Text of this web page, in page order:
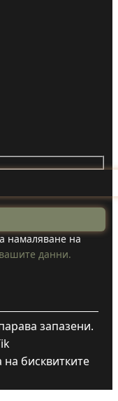
намаляване на
данни.
запазени.
бисквитките